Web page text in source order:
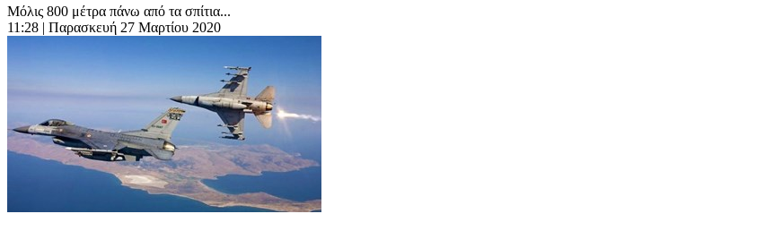
Μόλις 800 μέτρα πάνω από τα σπίτια...
11:28 | Παρασκευή 27 Μαρτίου 2020